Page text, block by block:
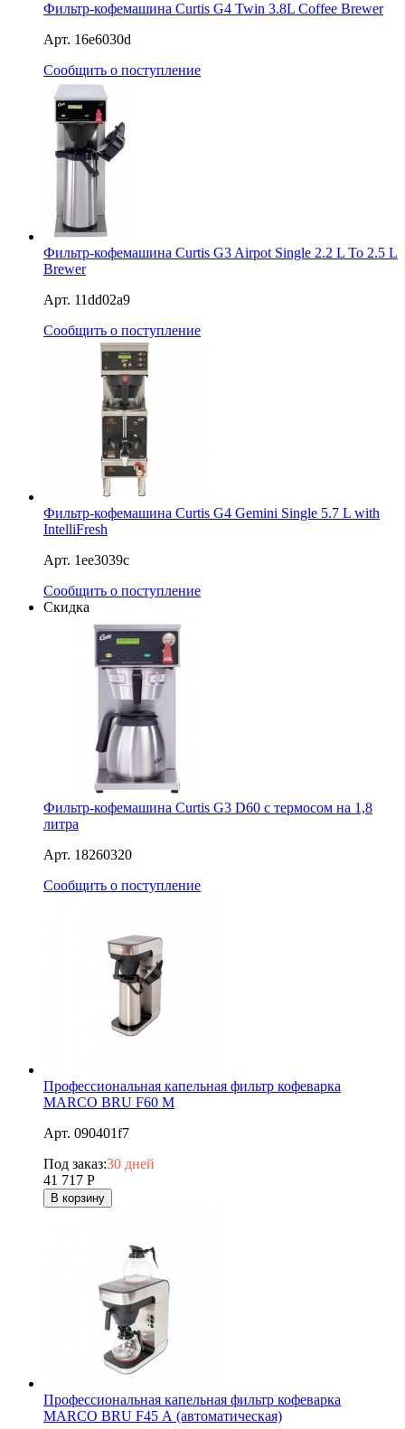
Фильтр-кофемашина Curtis G4 Twin 3.8L Coffee Brewer
Арт. 16e6030d
Сообщить о поступление
Фильтр-кофемашина Curtis G3 Airpot Single 2.2 L To 2.5 L
Brewer
Арт. 11dd02a9
Сообщить о поступление
Фильтр-кофемашина Curtis G4 Gemini Single 5.7 L with
IntelliFresh
Арт. 1ee3039c
Сообщить о поступление
Скидка
Фильтр-кофемашина Curtis G3 D60 с термосом на 1,8
литра
Арт. 18260320
Сообщить о поступление
Профессиональная капельная фильтр кофеварка
MARCO BRU F60 M
Арт. 090401f7
Под заказ:30 дней
41 717 Р
В корзину
Профессиональная капельная фильтр кофеварка
MARCO BRU F45 А (автоматическая)